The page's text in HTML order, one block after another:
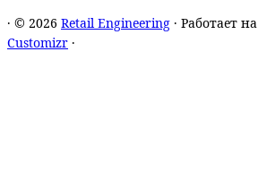
· © 2026 Retail Engineering · Работает на
Customizr ·